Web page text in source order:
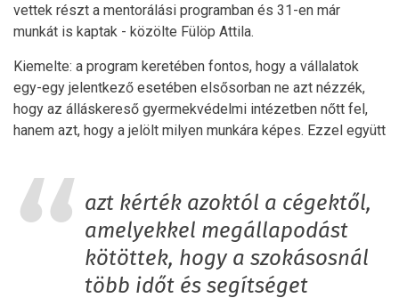
vettek részt a mentorálási programban és 31-en már
munkát is kaptak - közölte Fülöp Attila.
Kiemelte: a program keretében fontos, hogy a vállalatok
egy-egy jelentkező esetében elsősorban ne azt nézzék,
hogy az álláskereső gyermekvédelmi intézetben nőtt fel,
hanem azt, hogy a jelölt milyen munkára képes. Ezzel együtt
azt kérték azoktól a cégektől,
amelyekkel megállapodást
kötöttek, hogy a szokásosnál
több időt és segítséget